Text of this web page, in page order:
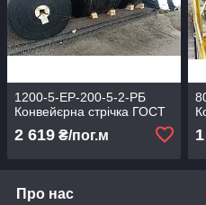
1200-5-ЕР-200-5-2-РБ
Конвейєрна стрічка ГОСТ
2 619 ₴/пог.м
Про нас